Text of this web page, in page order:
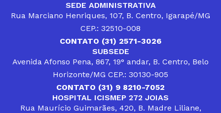
SEDE ADMINISTRATIVA
Rua Marciano Henriques, 107, B. Centro, Igarapé/MG
CEP.: 32510-008
CONTATO (31) 2571-3026
SUBSEDE
Avenida Afonso Pena, 867, 19° andar, B. Centro, Belo
Horizonte/MG CEP.: 30130-905
CONTATO (31) 9 8210-7052
HOSPITAL ICISMEP 272 JOIAS
Rua Maurício Guimarães, 420, B. Madre Liliane,